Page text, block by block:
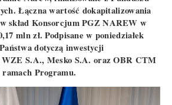
Łączna wartość dokapitalizowania
w skład Konsorcjum PGZ NAREW w
mln zł. Podpisane w poniedziałek
dotyczą inwestycji
S.A., Mesko S.A. oraz OBR CTM
Programu.